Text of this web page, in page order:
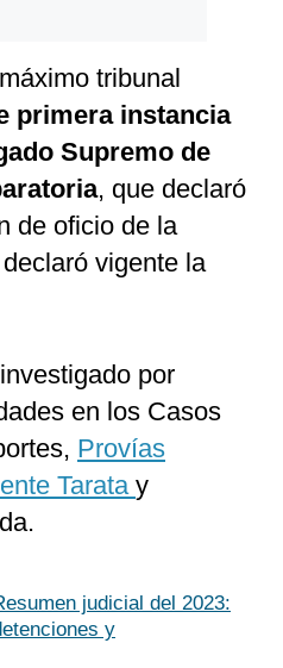
tribunal
primera instancia
Supremo de
, que declaró
de oficio de la
vigente la
por
en los Casos
Provías
Tarata y
judicial del 2023:
y